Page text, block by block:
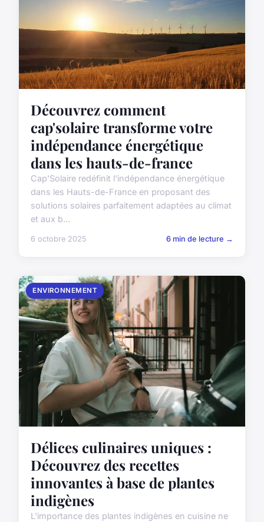
Découvrez comment
cap'solaire transforme votre
indépendance énergétique
dans les hauts-de-france
Cap'Solaire redéfinit l'indépendance énergétique
dans les Hauts-de-France en proposant des
solutions solaires parfaitement adaptées au climat
et aux b...
6 octobre 2025 6 min de lecture →
ENVIRONNEMENT
Délices culinaires uniques :
Découvrez des recettes
innovantes à base de plantes
indigènes
L'importance des plantes indigènes en cuisine ne